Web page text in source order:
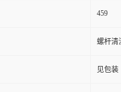
459
螺杆清
见包装